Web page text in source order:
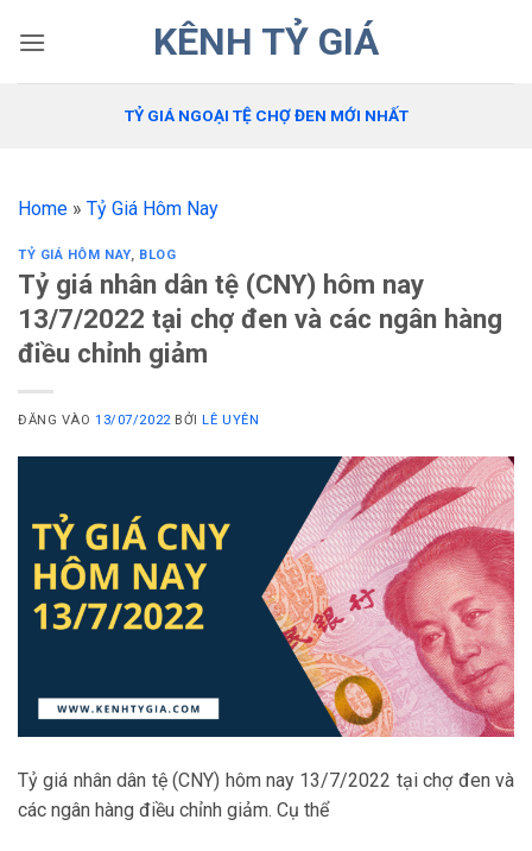
qua
KÊNH TỶ GIÁ
TỶ GIÁ NGOẠI TỆ CHỢ ĐEN MỚI NHẤT
Home » Tỷ Giá Hôm Nay
TỶ GIÁ HÔM NAY, BLOG
Tỷ giá nhân dân tệ (CNY) hôm nay
13/7/2022 tại chợ đen và các ngân hàng
điều chỉnh giảm
ĐĂNG VÀO13/07/2022 BỞI LÊ UYÊN
Tỷ giá nhân dân tệ (CNY) hôm nay 13/7/2022 tại chợ đen và
các ngân hàng điều chỉnh giảm. Cụ thể